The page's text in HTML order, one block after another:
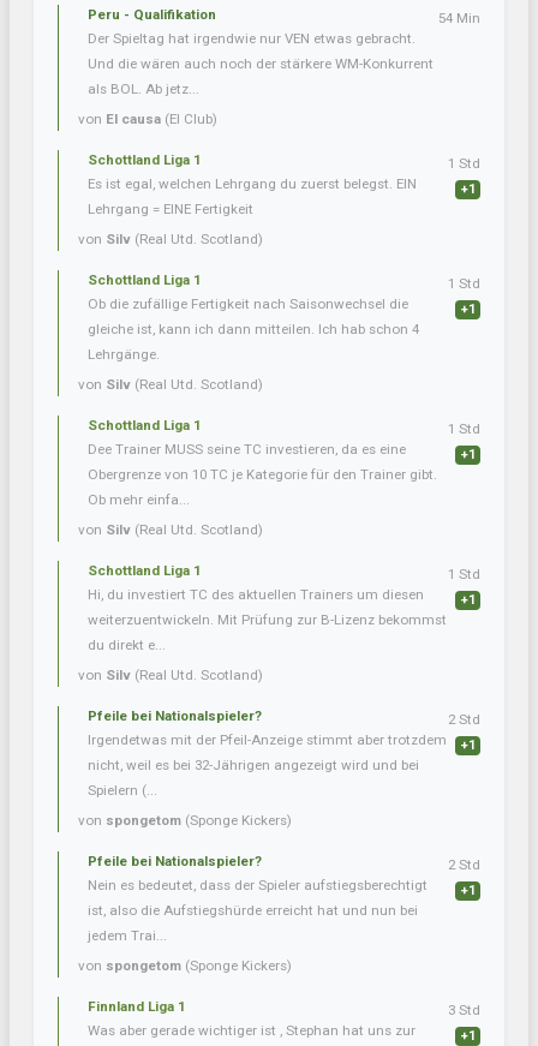
Peru - Qualifikation
Der Spieltag hat irgendwie nur VEN etwas gebracht.
Und die wären auch noch der stärkere WM-Konkurrent
als BOL. Ab jetz...
von El causa (El Club)
54 Min
Schottland Liga 1
Es ist egal, welchen Lehrgang du zuerst belegst. EIN
Lehrgang = EINE Fertigkeit
von Silv (Real Utd. Scotland)
1 Std
+1
Schottland Liga 1
Ob die zufällige Fertigkeit nach Saisonwechsel die
gleiche ist, kann ich dann mitteilen. Ich hab schon 4
Lehrgänge.
von Silv (Real Utd. Scotland)
1 Std
+1
Schottland Liga 1
Dee Trainer MUSS seine TC investieren, da es eine
Obergrenze von 10 TC je Kategorie für den Trainer gibt.
Ob mehr einfa...
von Silv (Real Utd. Scotland)
1 Std
+1
Schottland Liga 1
Hi, du investiert TC des aktuellen Trainers um diesen
weiterzuentwickeln. Mit Prüfung zur B-Lizenz bekommst
du direkt e...
von Silv (Real Utd. Scotland)
1 Std
+1
Pfeile bei Nationalspieler?
Irgendetwas mit der Pfeil-Anzeige stimmt aber trotzdem
nicht, weil es bei 32-Jährigen angezeigt wird und bei
Spielern (...
von spongetom (Sponge Kickers)
2 Std
+1
Pfeile bei Nationalspieler?
Nein es bedeutet, dass der Spieler aufstiegsberechtigt
ist, also die Aufstiegshürde erreicht hat und nun bei
jedem Trai...
von spongetom (Sponge Kickers)
2 Std
+1
Finnland Liga 1
Was aber gerade wichtiger ist , Stephan hat uns zur
3 Std
+1